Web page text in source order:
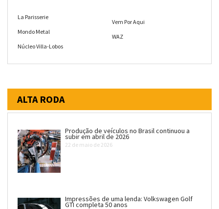
La Parisserie
Mondo Metal
Núcleo Villa-Lobos
Vem Por Aqui
WAZ
ALTA RODA
Produção de veículos no Brasil continuou a
subir em abril de 2026
22 de maio de 2026
Impressões de uma lenda: Volkswagen Golf
GTI completa 50 anos